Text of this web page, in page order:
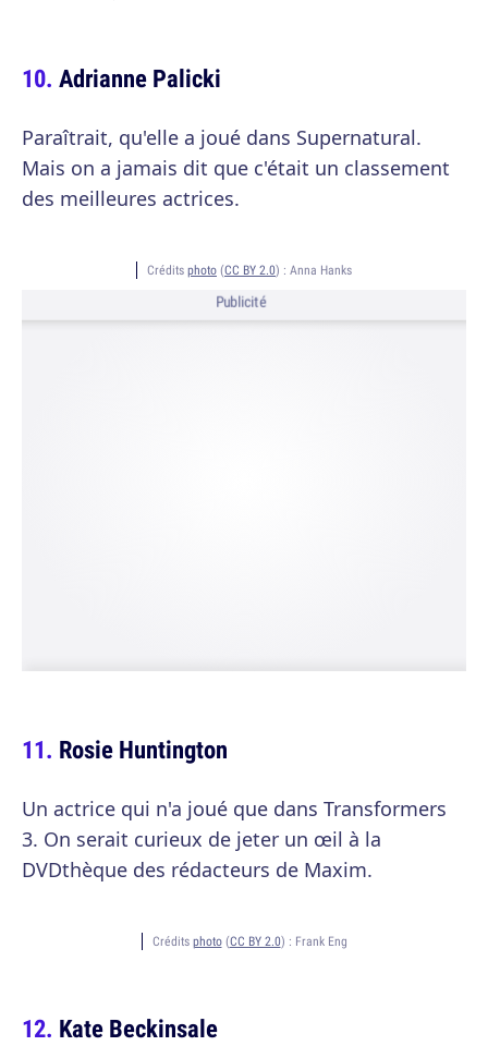
Adrianne Palicki
Paraîtrait, qu'elle a joué dans Supernatural.
Mais on a jamais dit que c'était un classement
des meilleures actrices.
Crédits photo (CC BY 2.0) : Anna Hanks
Publicité
Rosie Huntington
Un actrice qui n'a joué que dans Transformers
3. On serait curieux de jeter un œil à la
DVDthèque des rédacteurs de Maxim.
Crédits photo(CC BY 2.0) : Frank Eng
Kate Beckinsale